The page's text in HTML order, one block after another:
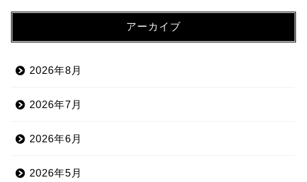
アーカイブ
2026年8月
2026年7月
2026年6月
2026年5月